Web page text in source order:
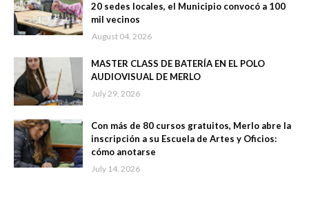
20 sedes locales, el Municipio convocó a 100
mil vecinos
August 04, 2026
MASTER CLASS DE BATERÍA EN EL POLO
AUDIOVISUAL DE MERLO
July 29, 2026
Con más de 80 cursos gratuitos, Merlo abre la
inscripción a su Escuela de Artes y Oficios:
cómo anotarse
July 14, 2026